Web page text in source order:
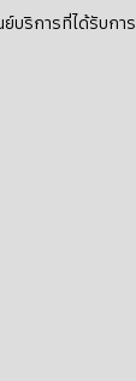
บริการที่ได้รับกา